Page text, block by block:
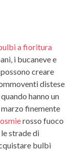
a fioritura
i bucaneve e
creare
distese
hanno un
finemente
rosso fuoco
strade di
bulbi